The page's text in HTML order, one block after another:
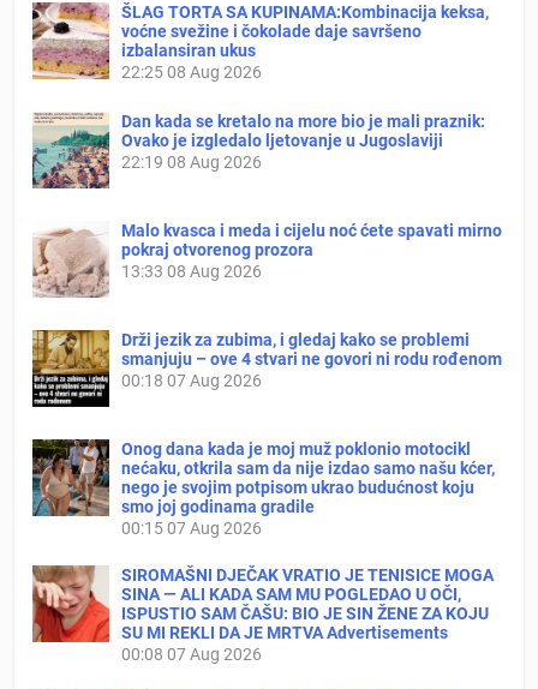
ŠLAG TORTA SA KUPINAMA:Kombinacija keksa,
voćne svežine i čokolade daje savršeno
izbalansiran ukus
22:2508 Aug 2026
Dan kada se kretalo na more bio je mali praznik:
Ovako je izgledalo ljetovanje u Jugoslaviji
22:19 08 Aug 2026
Malo kvasca i meda i cijelu noć ćete spavati mirno
pokraj otvorenog prozora
13:33 08 Aug 2026
Drži jezik za zubima, i gledaj kako se problemi
smanjuju – ove 4 stvari ne govori ni rodu rođenom
00:18 07 Aug 2026
Onog dana kada je moj muž poklonio motocikl
nećaku, otkrila sam da nije izdao samo našu kćer,
nego je svojim potpisom ukrao budućnost koju
smo joj godinama gradile
00:1507 Aug 2026
SIROMAŠNI DJEČAK VRATIO JE TENISICE MOGA
SINA — ALI KADA SAM MU POGLEDAO U OČI,
ISPUSTIO SAM ČAŠU: BIO JE SIN ŽENE ZA KOJU
SU MI REKLI DA JE MRTVA Advertisements
00:08 07 Aug 2026